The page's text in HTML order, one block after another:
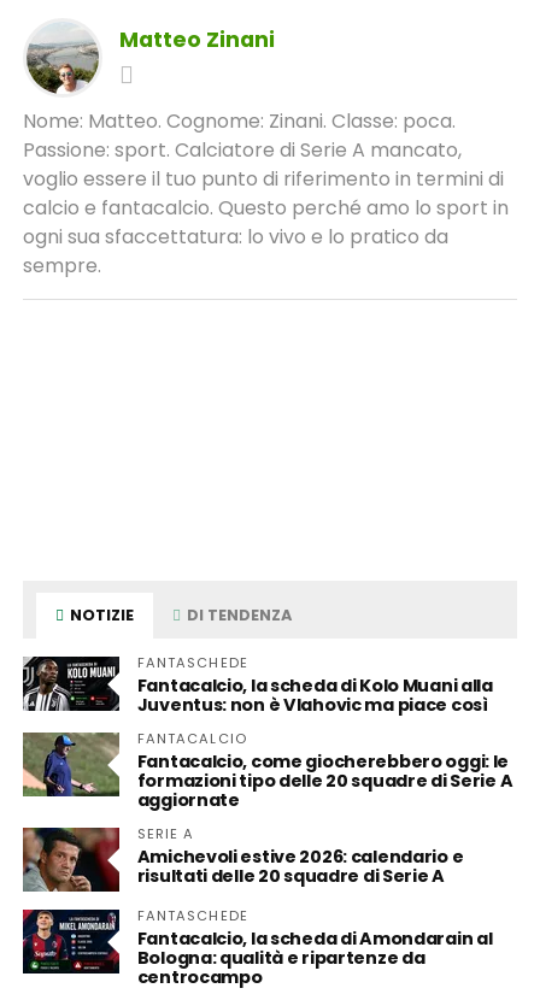
Matteo Zinani
Nome: Matteo. Cognome: Zinani. Classe: poca.
Passione: sport. Calciatore di Serie A mancato,
voglio essere il tuo punto di riferimento in termini di
calcio e fantacalcio. Questo perché amo lo sport in
ogni sua sfaccettatura: lo vivo e lo pratico da
sempre.
NOTIZIE DI TENDENZA
FANTASCHEDE
Fantacalcio, la scheda di Kolo Muani alla
Juventus: non è Vlahovic ma piace così
FANTACALCIO
Fantacalcio, come giocherebbero oggi: le
formazioni tipo delle 20 squadre di Serie A
aggiornate
SERIE A
Amichevoli estive 2026: calendario e
risultati delle 20 squadre di Serie A
FANTASCHEDE
Fantacalcio, la scheda di Amondarain al
Bologna: qualità e ripartenze da
centrocampo